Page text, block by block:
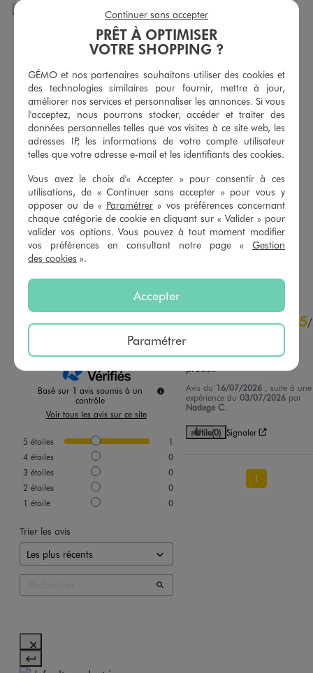
Ensemble de sport bébé fille tee-shirt et short - Adidas
29,99 €
5/5 de moyenne
(1 avis)
AJOUTER
Ensemble de sport bébé fille tee-shirt et short cycliste - Adidas Glam Seasonals
34,99 €
5/5
Basé sur 1 avis soumis à un
contrôle
Voir tous les avis sur ce site
5 étoiles
1
4 étoiles
0
3 étoiles
0
2 étoiles
0
1 étoile 0
Trier les avis
5/
Pour un cadeau , très bon
produit
Avis du 16/07/2026
, suite à une
expérience du03/07/2026 par
Nadege C.
Utile(0) Signaler
1
PRÊT À OPTIMISER
VOTRE SHOPPING ?
GÉMO et nos partenaires souhaitons utiliser des cookies et
des technologies similaires pour fournir, mettre à jour,
améliorer nos services et personnaliser les annonces. Si vous
l'acceptez, nous pourrons stocker, accéder et traiter des
données personnelles telles que vos visites à ce site web, les
adresses IP, les informations de votre compte utilisateur
telles que votre adresse e-mail et les identifiants des cookies.
Vous avez le choix d'« Accepter » pour consentir à ces
utilisations, de « Continuer sans accepter » pour vous y
opposer ou de « Paramétrer » vos préférences concernant
chaque catégorie de cookie en cliquant sur « Valider » pour
valider vos options. Vous pouvez à tout moment modifier
vos préférences en consultant notre page « Gestion
des cookies ».
Accepter
Paramétrer
Continuer sans accepter